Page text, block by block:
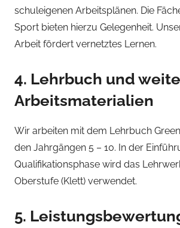
schuleigenen Arbeitsplänen. Die
Sport bieten hierzu Gelegenheit.
Arbeit fördert vernetztes Lernen.
4. Lehrbuch und
Arbeitsmaterialien
Wir arbeiten mit dem Lehrbuch
den Jahrgängen 5 – 10. In der
Qualifikationsphase wird das
Oberstufe (Klett) verwendet.
5.